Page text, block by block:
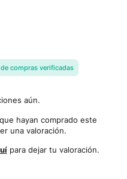
compras verificadas
aún.
hayan comprado este
una valoración.
para dejar tu valoración.